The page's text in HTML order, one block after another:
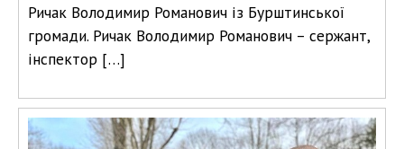
Ричак Володимир Романович із Бурштинської
громади. Ричак Володимир Романович – сержант,
інспектор […]